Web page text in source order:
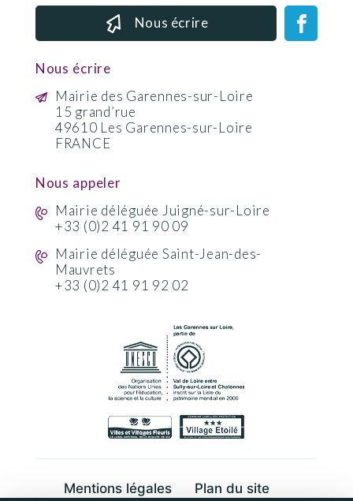
Nous écrire
Nous écrire
Mairie des Garennes-sur-Loire
15 grand’rue
49610 Les Garennes-sur-Loire
FRANCE
Nous appeler
Mairie déléguée Juigné-sur-Loire
+33 (0)2 41 91 90 09
Mairie déléguée Saint-Jean-des-
Mauvrets
+33 (0)2 41 91 92 02
Mentions légales Plan du site